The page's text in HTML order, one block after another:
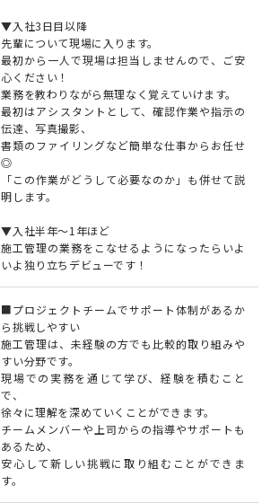
▼入社3日目以降
先輩について現場に入ります。
最初から一人で現場は担当しませんので、ご安
心ください！
業務を教わりながら無理なく覚えていけます。
最初はアシスタントとして、確認作業や指示の
伝達、写真撮影、
書類のファイリングなど簡単な仕事からお任せ
◎
「この作業がどうして必要なのか」も併せて説
明します。
▼入社半年～1年ほど
施工管理の業務をこなせるようになったらいよ
いよ独り立ちデビューです！
■プロジェクトチームでサポート体制があるか
ら挑戦しやすい
施工管理は、未経験の方でも比較的取り組みや
すい分野です。
現場での実務を通じて学び、経験を積むこと
で、
徐々に理解を深めていくことができます。
チームメンバーや上司からの指導やサポートも
あるため、
安心して新しい挑戦に取り組むことができま
す。